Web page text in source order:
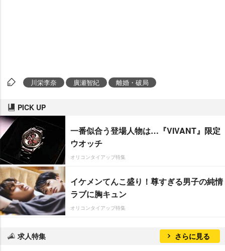
川栄李奈 廣瀬智紀 離婚・破局
PICK UP
一番似合う登場人物は…『VIVANT』限定
ウオッチ
オリコンタイアップ特集
イケメンてんこ盛り！尊すぎる男子の純情
ラブに胸キュン
オリコンタイアップ特集
求人特集 さらに見る